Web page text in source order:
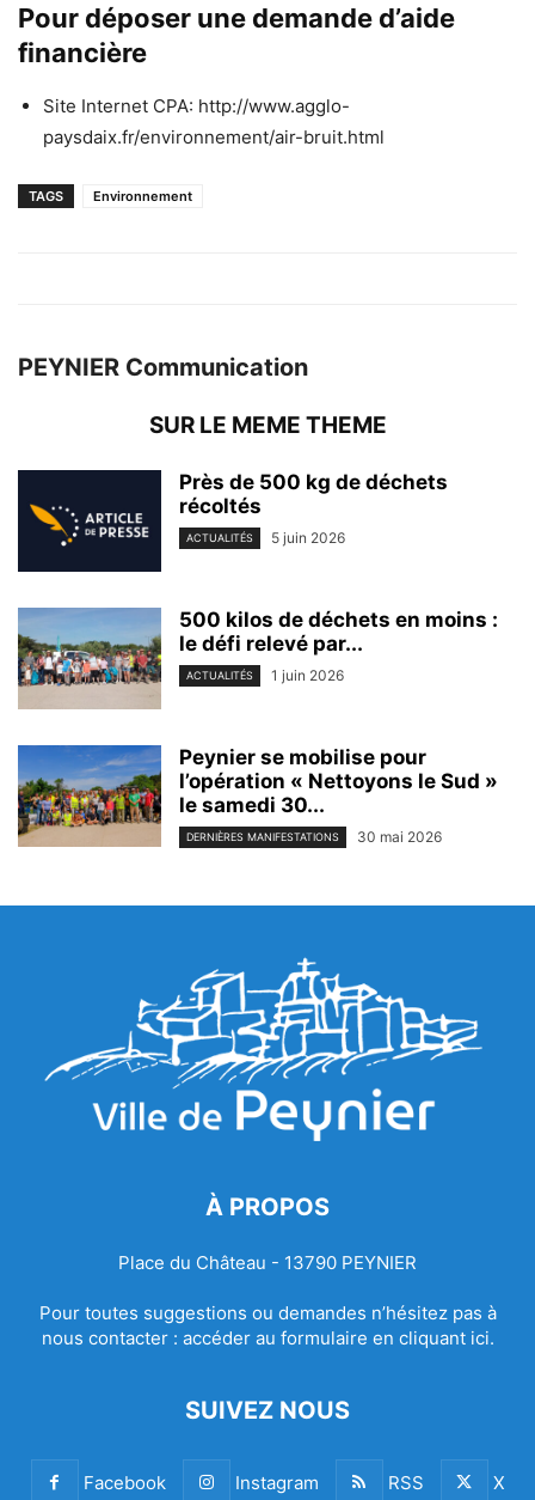
Pour déposer une demande d’aide
financière
Site Internet CPA: http://www.agglo-
paysdaix.fr/environnement/air-bruit.html
TAGS Environnement
PEYNIER Communication
SUR LE MEME THEME
Près de 500 kg de déchets
récoltés
ACTUALITÉS 5 juin 2026
500 kilos de déchets en moins :
le défi relevé par...
ACTUALITÉS 1 juin 2026
Peynier se mobilise pour
l’opération « Nettoyons le Sud »
le samedi 30...
DERNIÈRES MANIFESTATIONS 30 mai 2026
À PROPOS
Place du Château - 13790 PEYNIER
Pour toutes suggestions ou demandes n’hésitez pas à
nous contacter : accéder au formulaire en cliquant ici.
SUIVEZ NOUS
Facebook Instagram RSS X